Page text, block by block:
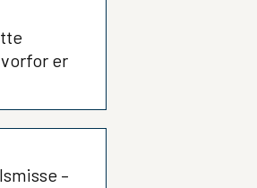
er
–